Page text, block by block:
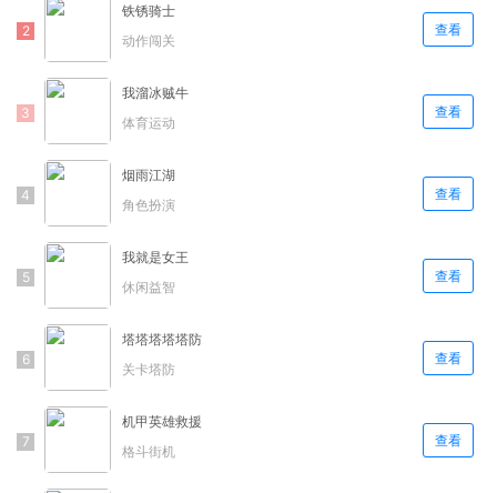
铁锈骑士
动作闯关
查看
我溜冰贼牛
体育运动
查看
烟雨江湖
角色扮演
查看
我就是女王
休闲益智
查看
塔塔塔塔塔防
关卡塔防
查看
机甲英雄救援
格斗街机
查看